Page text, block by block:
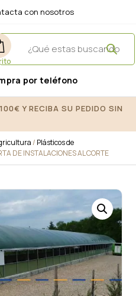
con nosotros
por teléfono
Y RECIBA SU PEDIDO SIN
/ Plásticos de
DE INSTALACIONES AL CORTE